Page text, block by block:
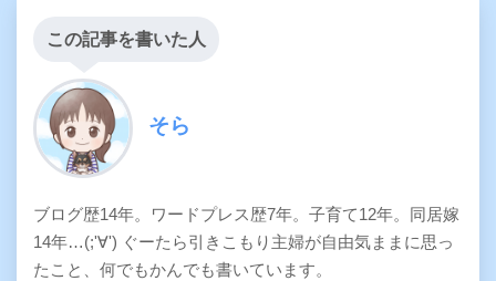
この記事を書いた人
そら
ブログ歴14年。ワードプレス歴7年。子育て12年。同居嫁
14年…(;'∀') ぐーたら引きこもり主婦が自由気ままに思っ
たこと、何でもかんでも書いています。